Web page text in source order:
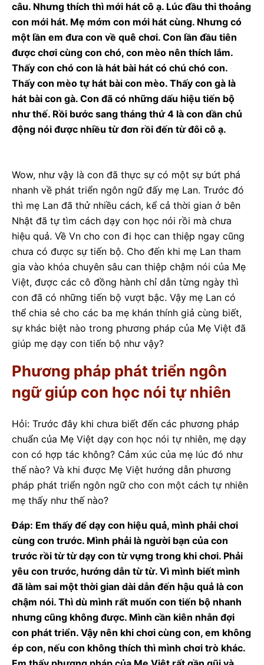
câu. Nhưng thích thì mới hát cô ạ. Lúc đầu thi thoảng
con mới hát. Mẹ mớm con mới hát cùng. Nhưng có
một lần em đưa con về quê chơi. Con lần đầu tiên
được chơi cùng con chó, con mèo nên thích lắm.
Thấy con chó con là hát bài hát có chú chó con.
Thấy con mèo tự hát bài con mèo. Thấy con gà là
hát bài con gà. Con đã có những dấu hiệu tiến bộ
như thế. Rồi bước sang tháng thứ 4 là con dần chủ
động nói được nhiều từ đơn rồi đến từ đôi cô ạ.
Wow, như vậy là con đã thực sự có một sự bứt phá
nhanh về phát triển ngôn ngữ đấy mẹ Lan. Trước đó
thì mẹ Lan đã thử nhiều cách, kể cả thời gian ở bên
Nhật đã tự tìm cách dạy con học nói rồi mà chưa
hiệu quả. Về Vn cho con đi học can thiệp ngay cũng
chưa có được sự tiến bộ. Cho đến khi mẹ Lan tham
gia vào khóa chuyên sâu can thiệp chậm nói của Mẹ
Việt, được các cô đồng hành chỉ dẫn từng ngày thì
con đã có những tiến bộ vượt bậc. Vậy mẹ Lan có
thể chia sẻ cho các ba mẹ khán thính giả cùng biết,
sự khác biệt nào trong phương pháp của Mẹ Việt đã
giúp mẹ dạy con tiến bộ như vậy?
Phương pháp phát triển ngôn
ngữ giúp con học nói tự nhiên
Hỏi: Trước đây khi chưa biết đến các phương pháp
chuẩn của Mẹ Việt dạy con học nói tự nhiên, mẹ dạy
con có hợp tác không? Cảm xúc của mẹ lúc đó như
thế nào? Và khi được Mẹ Việt hướng dẫn phương
pháp phát triển ngôn ngữ cho con một cách tự nhiên
mẹ thấy như thế nào?
Đáp: Em thấy để dạy con hiệu quả, mình phải chơi
cùng con trước. Mình phải là người bạn của con
trước rồi từ từ dạy con từ vựng trong khi chơi. Phải
yêu con trước, hướng dẫn từ từ. Vì mình biết mình
đã làm sai một thời gian dài dẫn đến hậu quả là con
chậm nói. Thì dù mình rất muốn con tiến bộ nhanh
nhưng cũng không được. Mình cần kiên nhẫn đợi
con phát triển. Vậy nên khi chơi cùng con, em không
ép con, nếu con không thích thì mình chơi trò khác.